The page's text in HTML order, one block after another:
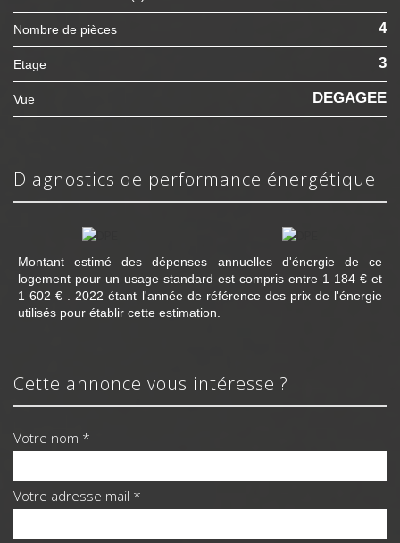
Nombre de pièces 4
Etage 3
Vue DEGAGEE
diagnostics de performance énergétique
Montant estimé des dépenses annuelles d'énergie de ce
logement pour un usage standard est compris entre 1 184 € et
1 602 € . 2022 étant l'année de référence des prix de l'énergie
utilisés pour établir cette estimation.
cette annonce vous intéresse ?
Votre nom *
Votre adresse mail *